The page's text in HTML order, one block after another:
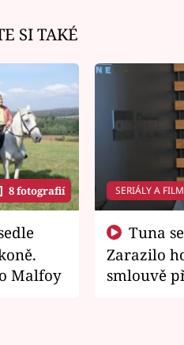
SI TAKÉ
8 fotografií
Malfoy
SERIÁLY A
Zarazilo
smlouvě